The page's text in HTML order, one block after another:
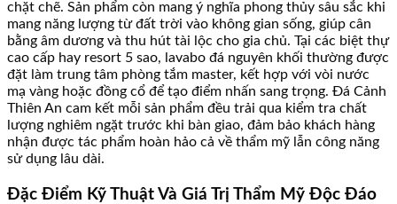
chặt chẽ. Sản phẩm còn mang ý nghĩa phong thủy sâu sắc khi
mang năng lượng từ đất trời vào không gian sống, giúp cân
bằng âm dương và thu hút tài lộc cho gia chủ. Tại các biệt thự
cao cấp hay resort 5 sao, lavabo đá nguyên khối thường được
đặt làm trung tâm phòng tắm master, kết hợp với vòi nước
mạ vàng hoặc đồng cổ để tạo điểm nhấn sang trọng. Đá Cảnh
Thiên An cam kết mỗi sản phẩm đều trải qua kiểm tra chất
lượng nghiêm ngặt trước khi bàn giao, đảm bảo khách hàng
nhận được tác phẩm hoàn hảo cả về thẩm mỹ lẫn công năng
sử dụng lâu dài.
Đặc Điểm Kỹ Thuật Và Giá Trị Thẩm Mỹ Độc Đáo